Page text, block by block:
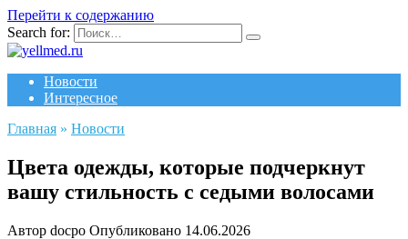
Перейти к содержанию
Search for:
Новости
Интересное
Главная » Новости
Цвета одежды, которые подчеркнут
вашу стильность с седыми волосами
Автор docpo Опубликовано 14.06.2026